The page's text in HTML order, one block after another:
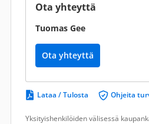
Ota yhteyttä
Tuomas Gee
Ota yhteyttä
Lataa / Tulosta Ohjeita
Yksityishenkilöiden välisessä